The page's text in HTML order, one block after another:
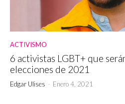
ACTIVISMO
6 activistas LGBT+ que
elecciones de 2021
Edgar Ulises - Enero 4, 2021